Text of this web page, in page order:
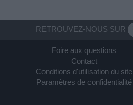
RETROUVEZ-NOUS SUR
Foire aux questions
Contact
Conditions d'utilisation du site
Paramètres de confidentialité